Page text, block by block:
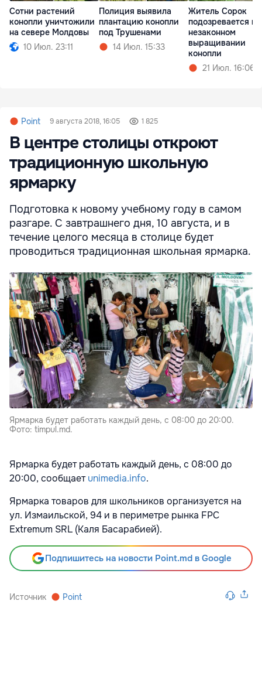
Сотни растений
конопли уничтожили
на севере Молдовы
10 Июл. 23:11
Полиция выявила
плантацию конопли
под Трушенами
14 Июл. 15:33
Житель Сорок
подозревается в
незаконном
выращивании
конопли
21 Июл. 16:06
Point 9 августа 2018, 16:05 1 825
В центре столицы откроют
традиционную школьную
ярмарку
Подготовка к новому учебному году в самом
разгаре. С завтрашнего дня, 10 августа, и в
течение целого месяца в столице будет
проводиться традиционная школьная ярмарка.
Ярмарка будет работать каждый день, с 08:00 до 20:00.
Фото: timpul.md.
Ярмарка будет работать каждый день, с 08:00 до
20:00, сообщаетunimedia.info.
Ярмарка товаров для школьников организуется на
ул. Измаильской, 94 и в периметре рынка FPC
Extremum SRL (Каля Басарабией).
Подпишитесь на новости Point.md в Google
Источник Point